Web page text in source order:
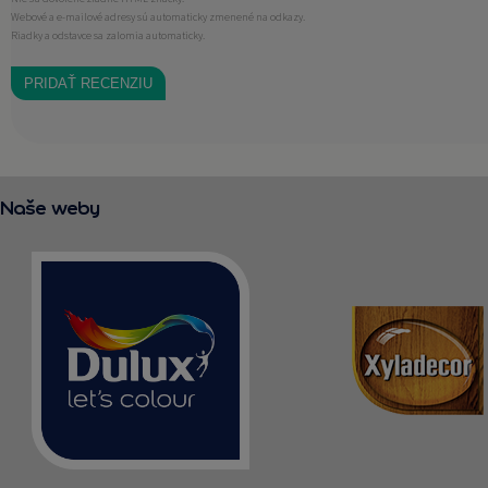
Webové a e-mailové adresy sú automaticky zmenené na odkazy.
Riadky a odstavce sa zalomia automaticky.
Naše weby